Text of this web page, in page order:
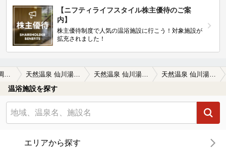
【ニフティライフスタイル株主優待のご案
内】
株主優待制度で人気の温浴施設に行こう！対象施設が
拡充されました！
多摩・府中・調布周辺 天然温泉 仙川湯けむりの里 天然温泉 仙川湯けむりの里の口コミ一覧 天然温泉 仙川湯けむりの里の口コミ ドライヤ一が3分10円かかります。貴重…
温浴施設を探す
エリアから探す